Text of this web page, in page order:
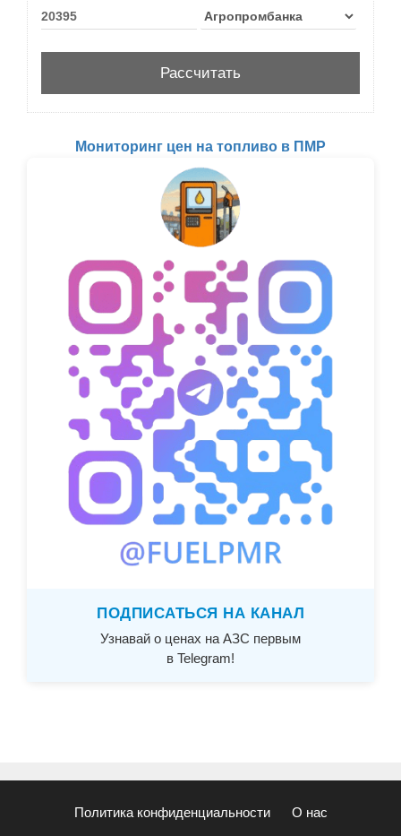
Мониторинг цен на топливо в ПМР
ПОДПИСАТЬСЯ НА КАНАЛ
Узнавай о ценах на АЗС первым
в Telegram!
Политика конфиденциальности О нас